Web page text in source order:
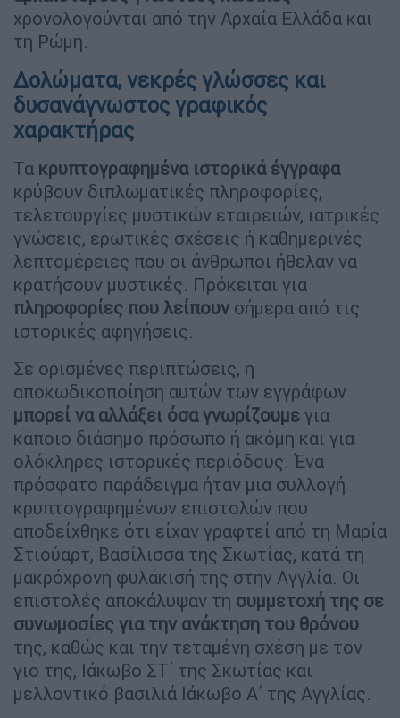
χρονολογούνται από την Αρχαία Ελλάδα και
τη Ρώμη.
Δολώματα, νεκρές γλώσσες και
δυσανάγνωστος γραφικός
χαρακτήρας
Τα κρυπτογραφημένα ιστορικά έγγραφα
κρύβουν διπλωματικές πληροφορίες,
τελετουργίες μυστικών εταιρειών, ιατρικές
γνώσεις, ερωτικές σχέσεις ή καθημερινές
λεπτομέρειες που οι άνθρωποι ήθελαν να
κρατήσουν μυστικές. Πρόκειται για
πληροφορίες που λείπουν σήμερα από τις
ιστορικές αφηγήσεις.
Σε ορισμένες περιπτώσεις, η
αποκωδικοποίηση αυτών των εγγράφων
μπορεί να αλλάξει όσα γνωρίζουμε για
κάποιο διάσημο πρόσωπο ή ακόμη και για
ολόκληρες ιστορικές περιόδους. Ένα
πρόσφατο παράδειγμα ήταν μια συλλογή
κρυπτογραφημένων επιστολών που
αποδείχθηκε ότι είχαν γραφτεί από τη Μαρία
Στιούαρτ, Βασίλισσα της Σκωτίας, κατά τη
μακρόχρονη φυλάκισή της στην Αγγλία. Οι
επιστολές αποκάλυψαν τη συμμετοχή της σε
συνωμοσίες για την ανάκτηση του θρόνου
της, καθώς και την τεταμένη σχέση με τον
γιο της, Ιάκωβο ΣΤ΄ της Σκωτίας και
μελλοντικό βασιλιά Ιάκωβο Α΄ της Αγγλίας.